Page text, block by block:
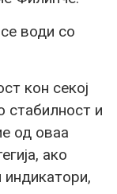
води со
кон секој
стабилност и
од оваа
ако